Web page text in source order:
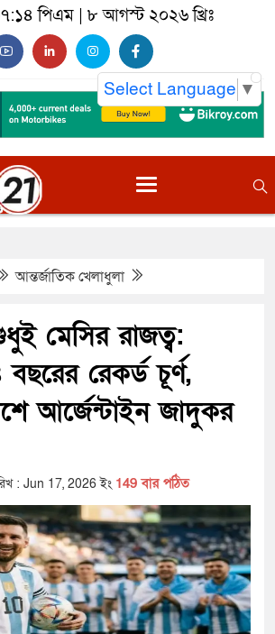
পিএম | ৮ আগস্ট ২০২৬ খ্রিঃ
Select Language ▼
আন্তর্জাতিকখেলাধুলা
মেসির রাজত্ব:
রেকর্ড চূর্ণ,
আর্জেন্টাইন জাদুকর
: Jun 17, 2026 ইং 149 বার পঠিত